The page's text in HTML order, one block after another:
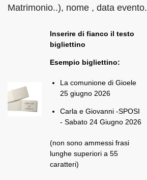
Matrimonio..), nome , data evento.
Inserire di fianco il testo
bigliettino
Esempio bigliettino:
La comunione di Gioele
25 giugno 2026
Carla e Giovanni -SPOSI
- Sabato 24 Giugno 2026
(non sono ammessi frasi
lunghe superiori a 55
caratteri)